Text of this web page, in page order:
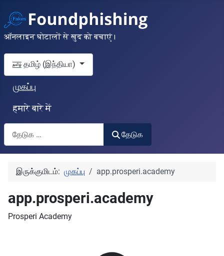
ऑनलाइन घोटालों से खुद को बचाएं।
தங்கள் மொழியைத் தேர்வுசெய்யவும்
தமிழ் (இந்தியா)
முகப்பு
हमारे बारे में
தேடுக
தேடுக
இருக்குமிடம்: முகப்பு app.prosperi.academy
app.prosperi.academy
Prosperi Academy